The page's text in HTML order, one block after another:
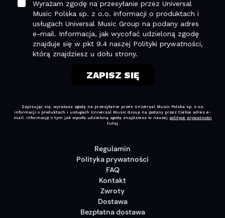
Regulamin
Polityka prywatności
FAQ
Kontakt
Zwroty
Dostawa
Bezpłatna dostawa